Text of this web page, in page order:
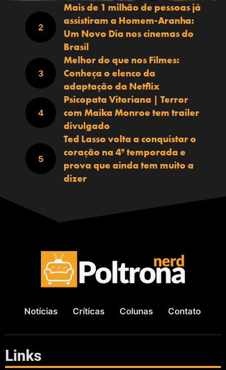
Mais de 1 milhão de pessoas já
assistiram a Homem-Aranha:
Um Novo Dia nos cinemas do
Brasil
Melhor do que nos Filmes:
Conheça o elenco da
adaptação da Netflix
Psicopata Vitoriana | Terror
com Maika Monroe tem trailer
divulgado
Ted Lasso volta a conquistar o
coração na 4ª temporada e
prova que ainda tem muito a
dizer
Notícias Críticas Colunas Contato
Links